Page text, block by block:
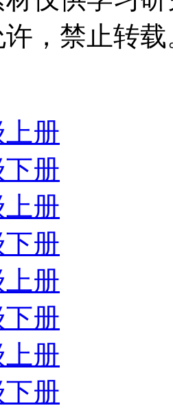
，禁止转载
册
册
册
册
上册
下册
上册
下册